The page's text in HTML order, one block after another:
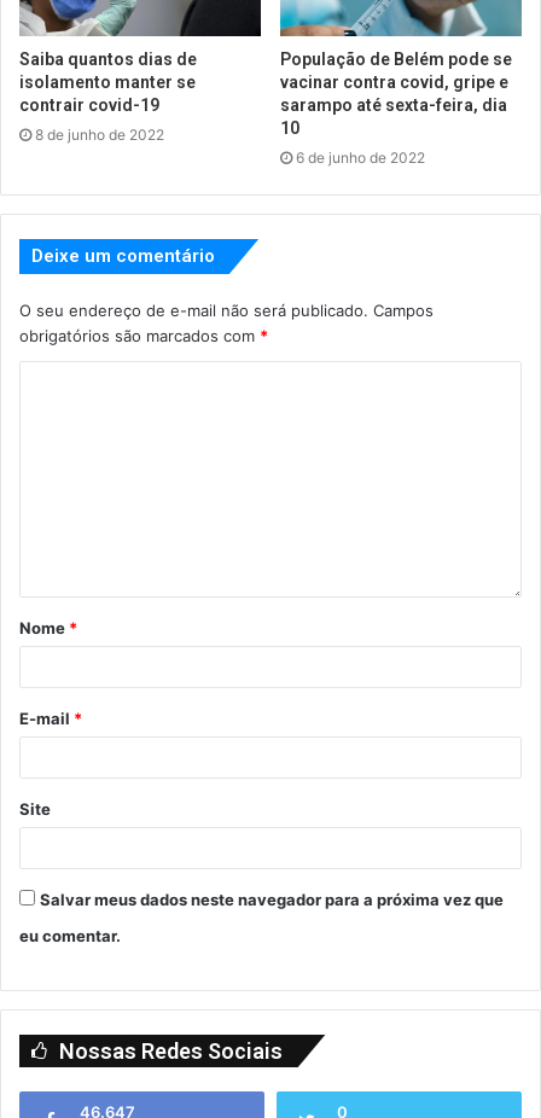
Saiba quantos dias de
isolamento manter se
contrair covid-19
8 de junho de 2022
População de Belém pode se
vacinar contra covid, gripe e
sarampo até sexta-feira, dia
10
6 de junho de 2022
Deixe um comentário
O seu endereço de e-mail não será publicado. Campos
obrigatórios são marcados com *
Nome *
E-mail *
Site
Salvar meus dados neste navegador para a próxima vez que
eu comentar.
Nossas Redes Sociais
46.647 0